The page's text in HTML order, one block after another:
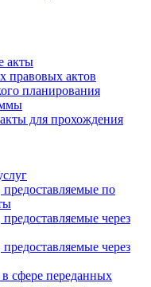
акты
правовых актов
планирования
для прохождения
по
через
через
сфере переданных